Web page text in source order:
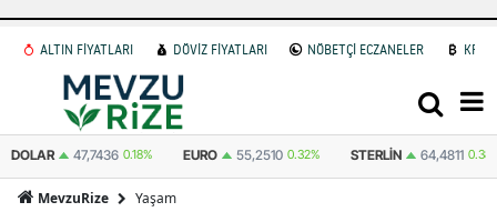
ALTIN FİYATLARI DÖVİZ FİYATLARI NÖBETÇİ ECZANELER
EURO 55,2510 0.32% STERLIN 64,4811 0.38% İSVIÇRE FRANKI
MevzuRize Yaşam